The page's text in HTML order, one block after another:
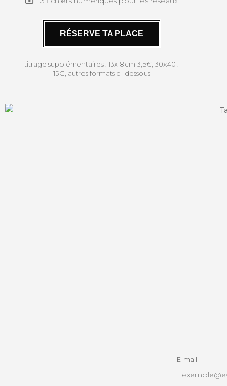
RÉSERVE TA PLACE
titrage supplémentaires : 13x18cm 3,5€, 30x40 :
15€, autres formats ci-dessous
E-mail